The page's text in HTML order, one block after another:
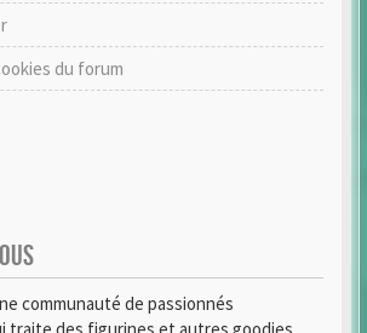
du forum
communauté de passionnés